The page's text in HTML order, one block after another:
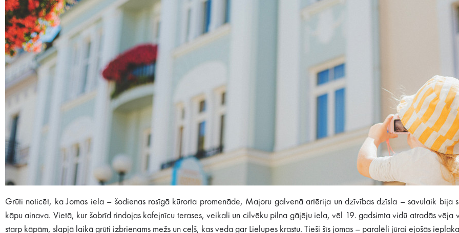
Grūti noticēt, ka Jomas iela – šodienas rosīgā kūrorta promenāde, Majoru galvenā artērija un dzīvības dzīsla – savulaik bija
kāpu ainava. Vietā, kur šobrīd rindojas kafejnīcu terases, veikali un cilvēku pilna gājēju iela, vēl 19. gadsimta vidū atradās vēja
starp kāpām, slapjā laikā grūti izbrienams mežs un ceļš, kas veda gar Lielupes krastu. Tieši šīs jomas – paralēli jūrai ejošās